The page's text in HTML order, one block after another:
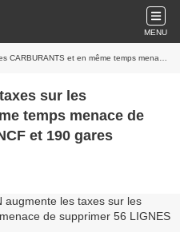
MENU
temps menace de supprimer 56 LIGNES SNCF et 190 gares
sur les
temps menace de
et 190 gares